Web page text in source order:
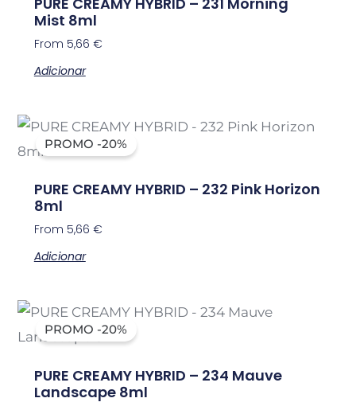
Mist 8ml
From 5,66 €
Adicionar
PROMO -20%
PURE CREAMY HYBRID – 232 Pink Horizon
8ml
From 5,66 €
Adicionar
PROMO -20%
PURE CREAMY HYBRID – 234 Mauve
Landscape 8ml